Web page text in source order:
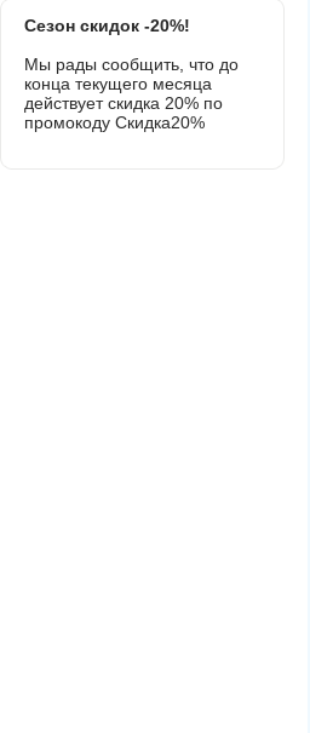
Сезон скидок -20%!
Мы рады сообщить, что до
конца текущего месяца
действует скидка 20% по
промокоду Скидка20%